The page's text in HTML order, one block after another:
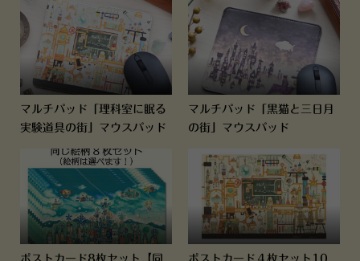
マルチパッド「理科室に眠る
実験道具の街」マウスパッド
マルチパッド「黒猫と三日月
の街」マウスパッド
ポストカード8枚セット【同
ポストカード４枚セット10